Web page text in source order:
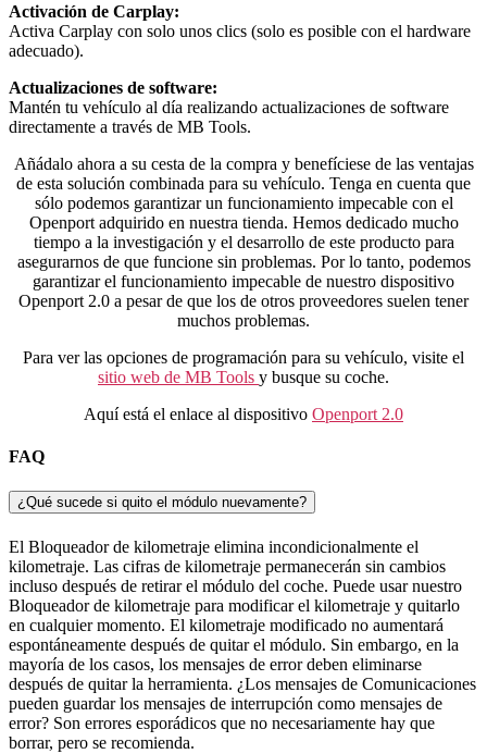
Activación de Carplay:
Activa Carplay con solo unos clics (solo es posible con el hardware
adecuado).
Actualizaciones de software:
Mantén tu vehículo al día realizando actualizaciones de software
directamente a través de MB Tools.
Añádalo ahora a su cesta de la compra y benefíciese de las ventajas
de esta solución combinada para su vehículo. Tenga en cuenta que
sólo podemos garantizar un funcionamiento impecable con el
Openport adquirido en nuestra tienda. Hemos dedicado mucho
tiempo a la investigación y el desarrollo de este producto para
asegurarnos de que funcione sin problemas. Por lo tanto, podemos
garantizar el funcionamiento impecable de nuestro dispositivo
Openport 2.0 a pesar de que los de otros proveedores suelen tener
muchos problemas.
Para ver las opciones de programación para su vehículo, visite el
sitio web de MB Tools y busque su coche.
Aquí está el enlace al dispositivo Openport 2.0
FAQ
¿Qué sucede si quito el módulo nuevamente?
El Bloqueador de kilometraje elimina incondicionalmente el
kilometraje. Las cifras de kilometraje permanecerán sin cambios
incluso después de retirar el módulo del coche. Puede usar nuestro
Bloqueador de kilometraje para modificar el kilometraje y quitarlo
en cualquier momento. El kilometraje modificado no aumentará
espontáneamente después de quitar el módulo. Sin embargo, en la
mayoría de los casos, los mensajes de error deben eliminarse
después de quitar la herramienta. ¿Los mensajes de Comunicaciones
pueden guardar los mensajes de interrupción como mensajes de
error? Son errores esporádicos que no necesariamente hay que
borrar, pero se recomienda.